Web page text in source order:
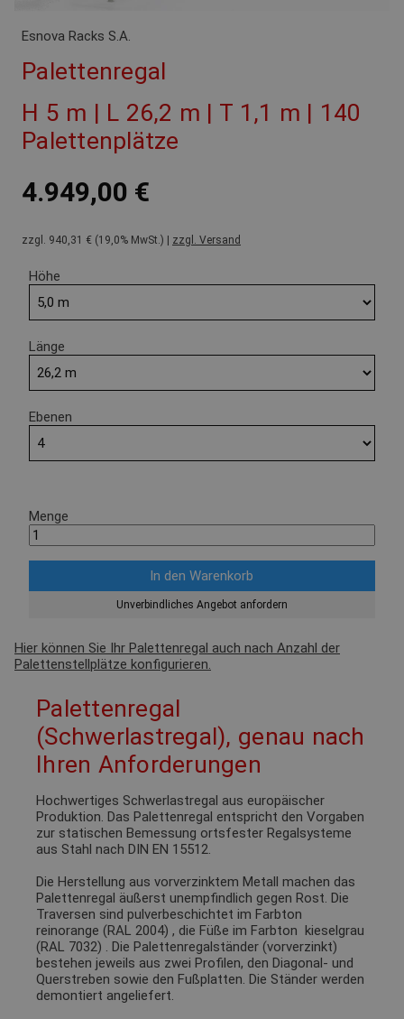
Esnova Racks S.A.
Palettenregal
H 5 m | L 26,2 m | T 1,1 m | 140
Palettenplätze
4.949,00 €
zzgl. 940,31 € (19,0% MwSt.) | zzgl. Versand
Höhe
Länge
Ebenen
Menge
Unverbindliches Angebot anfordern
Hier können Sie Ihr Palettenregal auch nach Anzahl der
Palettenstellplätze konfigurieren.
Palettenregal
(Schwerlastregal), genau nach
Ihren Anforderungen
Hochwertiges Schwerlastregal aus europäischer
Produktion. Das Palettenregal entspricht den Vorgaben
zur statischen Bemessung ortsfester Regalsysteme
aus Stahl nach DIN EN 15512.
Die Herstellung aus vorverzinktem Metall machen das
Palettenregal äußerst unempfindlich gegen Rost. Die
Traversen sind pulverbeschichtet im Farbton
reinorange (RAL 2004) , die Füße im Farbton
kieselgrau
(RAL 7032) . Die Palettenregalständer (vorverzinkt)
bestehen jeweils aus zwei Profilen, den Diagonal- und
Querstreben sowie den Fußplatten. Die Ständer werden
demontiert angeliefert.